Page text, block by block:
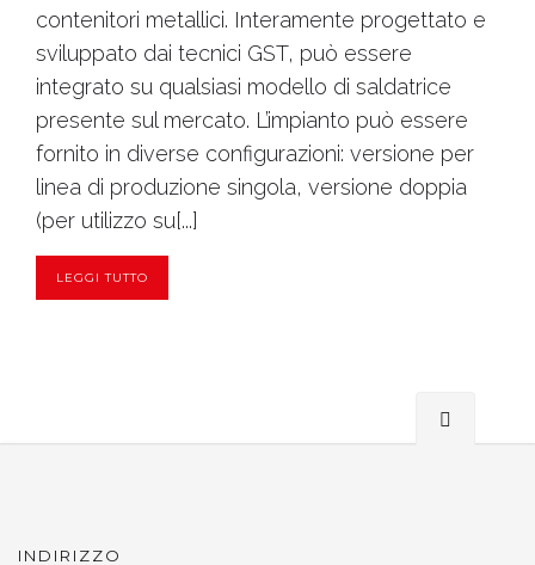
contenitori metallici. Interamente progettato e
sviluppato dai tecnici GST, può essere
integrato su qualsiasi modello di saldatrice
presente sul mercato. L’impianto può essere
fornito in diverse configurazioni: versione per
linea di produzione singola, versione doppia
(per utilizzo su[...]
LEGGI TUTTO
INDIRIZZO